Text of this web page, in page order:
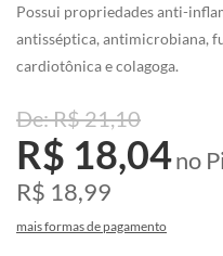
Possui propriedades anti-
antisséptica, antimicrobiana,
cardiotônica e colagoga.
R$ 21,10
R$ 18,04no
R$ 18,99
mais formas de pagamento
Galeria
de
imagens